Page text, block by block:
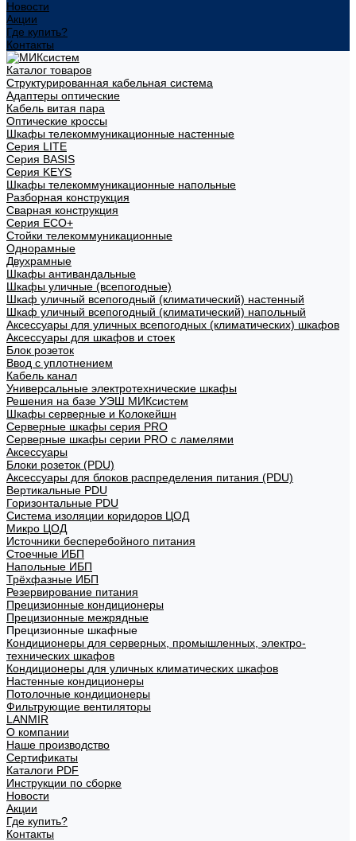
Новости
Акции
Где купить?
Контакты
Каталог товаров
Структурированная кабельная система
Адаптеры оптические
Кабель витая пара
Оптические кроссы
Шкафы телекоммуникационные настенные
Cерия LITE
Cерия BASIS
Cерия KEYS
Шкафы телекоммуникационные напольные
Разборная конструкция
Сварная конструкция
Серия ECO+
Стойки телекоммуникационные
Однорамные
Двухрамные
Шкафы антивандальные
Шкафы уличные (всепогодные)
Шкаф уличный всепогодный (климатический) настенный
Шкаф уличный всепогодный (климатический) напольный
Аксессуары для уличных всепогодных (климатических) шкафов
Аксессуары для шкафов и стоек
Блок розеток
Ввод с уплотнением
Кабель канал
Универсальные электротехнические шкафы
Решения на базе УЭШ МИКсистем
Шкафы серверные и Колокейшн
Серверные шкафы серия PRO
Серверные шкафы серии PRO с ламелями
Аксессуары
Блоки розеток (PDU)
Аксессуары для блоков распределения питания (PDU)
Вертикальные PDU
Горизонтальные PDU
Система изоляции коридоров ЦОД
Микро ЦОД
Источники бесперебойного питания
Стоечные ИБП
Напольные ИБП
Трёхфазные ИБП
Резервирование питания
Прецизионные кондиционеры
Прецизионные межрядные
Прецизионные шкафные
Кондиционеры для серверных, промышленных, электро-
технических шкафов
Кондиционеры для уличных климатических шкафов
Настенные кондиционеры
Потолочные кондиционеры
Фильтрующие вентиляторы
LANMIR
О компании
Наше производство
Сертификаты
Каталоги PDF
Инструкции по сборке
Новости
Акции
Где купить?
Контакты